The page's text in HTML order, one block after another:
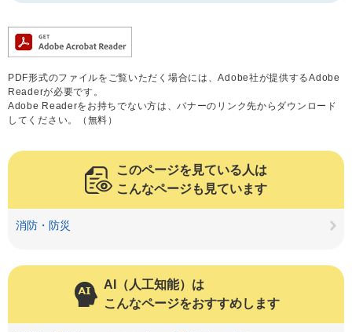
PDF形式のファイルをご覧いただく場合には、Adobe社が提供するAdobe
Readerが必要です。
Adobe Readerをお持ちでない方は、バナーのリンク先からダウンロード
してください。（無料）
このページを見ている人は
こんなページも見ています
消防・防災
AI（人工知能）は
こんなページをおすすめします